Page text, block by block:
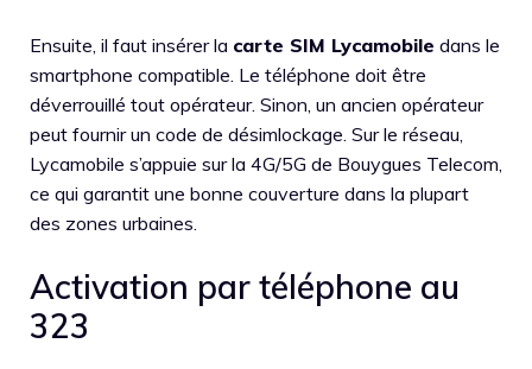
Ensuite, il faut insérer la carte SIM Lycamobile dans le
smartphone compatible. Le téléphone doit être
déverrouillé tout opérateur. Sinon, un ancien opérateur
peut fournir un code de désimlockage. Sur le réseau,
Lycamobile s’appuie sur la 4G/5G de Bouygues Telecom,
ce qui garantit une bonne couverture dans la plupart
des zones urbaines.
Activation par téléphone au
323